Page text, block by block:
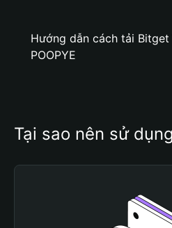
Hướng dẫn cách tải
POOPYE
Tại sao nên sử